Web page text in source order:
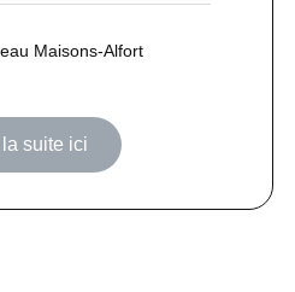
Maisons-Alfort
suite ici